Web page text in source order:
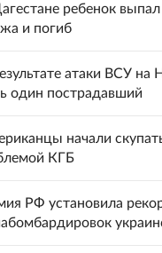
ребенок
и погиб
атаки ВСУ на
один пострадавший
начали
КГБ
РФ установила